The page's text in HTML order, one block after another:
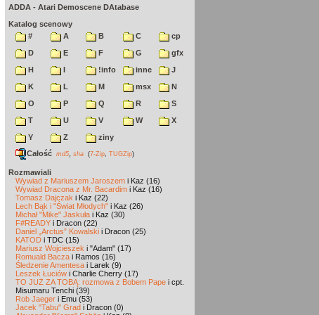
ADDA - Atari Demoscene DAtabase
Katalog scenowy
#
A B C
cp
D
E F G
gfx
H
I !info inne
J
K
L M msx
N
O
P Q R
S
T
U V W
X
Y
Z
ziny
Całość md5 sha (7-Zip TUGZip)
Rozmawiali
Wywiad z Mariuszem Jaroszem i Kaz (16)
Wywiad Dracona z Mr. Bacardim i Kaz (16)
Tomasz Dajczak i Kaz (22)
Lech Bąk i "Świat Młodych" i Kaz (26)
Michał "Mike" Jaskuła i Kaz (30)
F#READY i Dracon (22)
Daniel „Arctus” Kowalski i Dracon (25)
KATOD i TDC (15)
Mariusz Wojcieszek i "Adam" (17)
Romuald Bacza i Ramos (16)
Śledzenie Amentesa i Larek (9)
Leszek Łuciów i Charlie Cherry (17)
TO JUŻ ZA TOBĄ: rozmowa z Bobem Pape i cpt.
Misumaru Tenchi (39)
Rob Jaeger i Emu (53)
Jacek "Tabu" Grad i Dracon (0)